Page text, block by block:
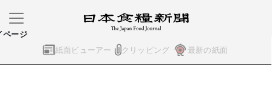
紙面ビューアー クリッピング 最新の紙面
ページ